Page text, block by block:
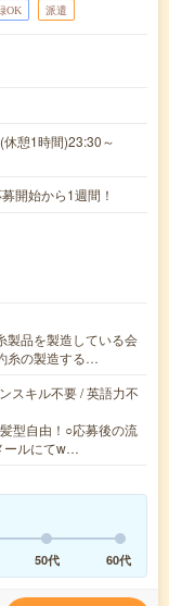
OK 派遣
憩1時間)23:30～
開始から1週間！
製品を製造している会
糸の製造する…
スキル不要 / 英語力不
型自由！○応募後の流
ールにてw…
50代 60代